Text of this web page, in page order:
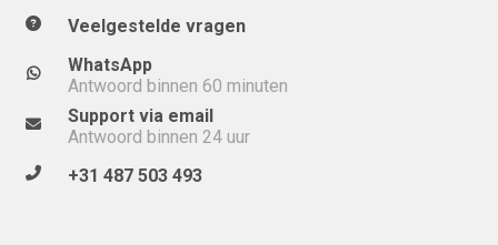
Veelgestelde vragen
WhatsApp
Antwoord binnen 60 minuten
Support via email
Antwoord binnen 24 uur
+31 487 503 493